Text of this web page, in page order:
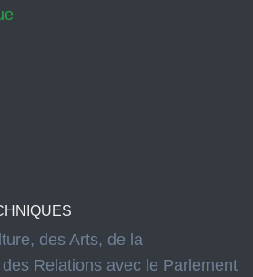
des Arts, de la
Relations avec le Parlement